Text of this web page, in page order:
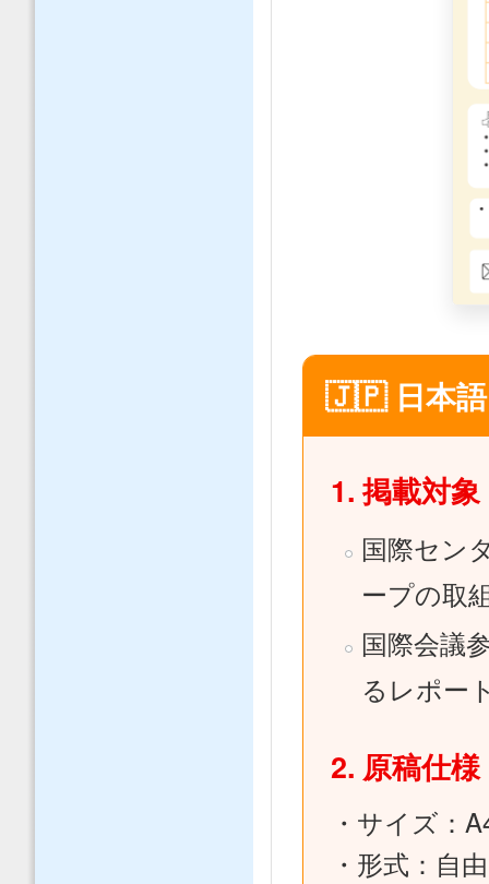
🇯🇵 日本語
1. 掲載対象
国際セン
ープの取
国際会議
るレポー
2. 原稿仕様
・サイズ：
・形式：自